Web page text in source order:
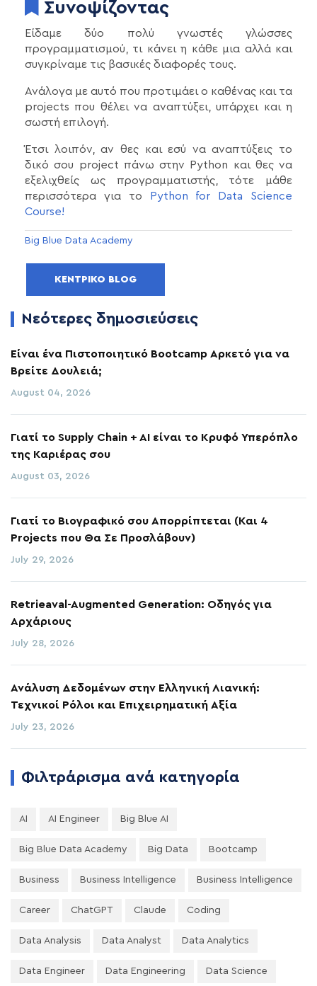
Συνοψίζοντας
Είδαμε δύο πολύ γνωστές γλώσσες
προγραμματισμού, τι κάνει η κάθε μια αλλά και
συγκρίναμε τις βασικές διαφορές τους.
Ανάλογα με αυτό που προτιμάει ο καθένας και τα
projects που θέλει να αναπτύξει, υπάρχει και η
σωστή επιλογή.
Έτσι λοιπόν, αν θες και εσύ να αναπτύξεις το
δικό σου project πάνω στην Python και θες να
εξελιχθείς ως προγραμματιστής, τότε μάθε
περισσότερα για το
Python for Data Science
Course!
Big Blue Data Academy
ΚΕΝΤΡΙΚΌ BLOG
Νεότερες δημοσιεύσεις
Είναι ένα Πιστοποιητικό Bootcamp Αρκετό για να
Βρείτε Δουλειά;
August 04, 2026
Γιατί το Supply Chain + AI είναι το Κρυφό Υπερόπλο
της Καριέρας σου
August 03, 2026
Γιατί το Βιογραφικό σου Απορρίπτεται (Και 4
Projects που Θα Σε Προσλάβουν)
July 29, 2026
Retrieaval-Augmented Generation: Οδηγός για
Αρχάριους
July 28, 2026
Ανάλυση Δεδομένων στην Ελληνική Λιανική:
Τεχνικοί Ρόλοι και Επιχειρηματική Αξία
July 23, 2026
Φιλτράρισμα ανά κατηγορία
AI AI Engineer Big Blue AI
Big Blue Data Academy Big Data Bootcamp
Business Business Intelligence Business Intelligence
Career ChatGPT Claude Coding
Data Analysis Data Analyst Data Analytics
Data Engineer Data Engineering Data Science